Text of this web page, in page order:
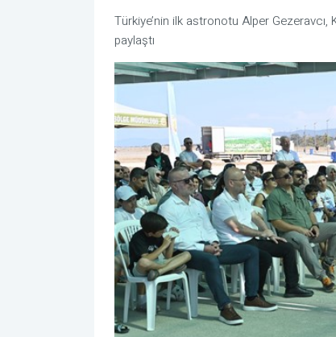
Türkiye’nin ilk astronotu Alper
paylaştı